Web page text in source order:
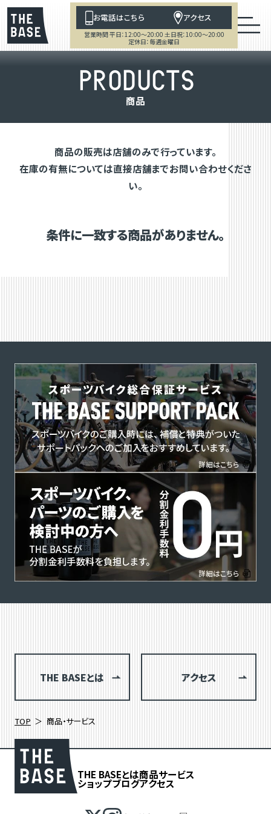
お電話はこちら アクセス
営業時間 平日：12:00～20:00 土日祝：10:00～20:00
定休日：毎週金曜日
PRODUCTS
商品
商品の販売は店舗のみで行っています。
在庫の有無については直接店舗までお問い合わせくださ
い。
条件に一致する商品がありません。
THE BASEとは アクセス
TOP 商品・サービス
THE BASEとは商品サービス
ショップブログアクセス